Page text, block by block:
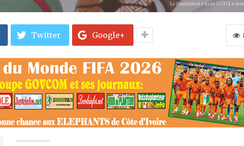
Le Confédéral 1 de la CGTCI a
Twitter Google+